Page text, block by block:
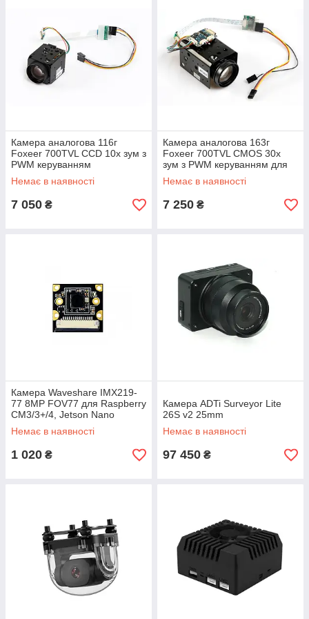
Камера аналогова 116г
Foxeer 700TVL CCD 10x зум з
PWM керуванням
Немає в наявності
7 050 ₴
Камера аналогова 163г
Foxeer 700TVL CMOS 30x
зум з PWM керуванням для
дронів
Немає в наявності
7 250 ₴
Камера Waveshare IMX219-
77 8MP FOV77 для Raspberry
CM3/3+/4, Jetson Nano
Немає в наявності
1 020 ₴
Камера ADTi Surveyor Lite
26S v2 25mm
Немає в наявності
97 450 ₴